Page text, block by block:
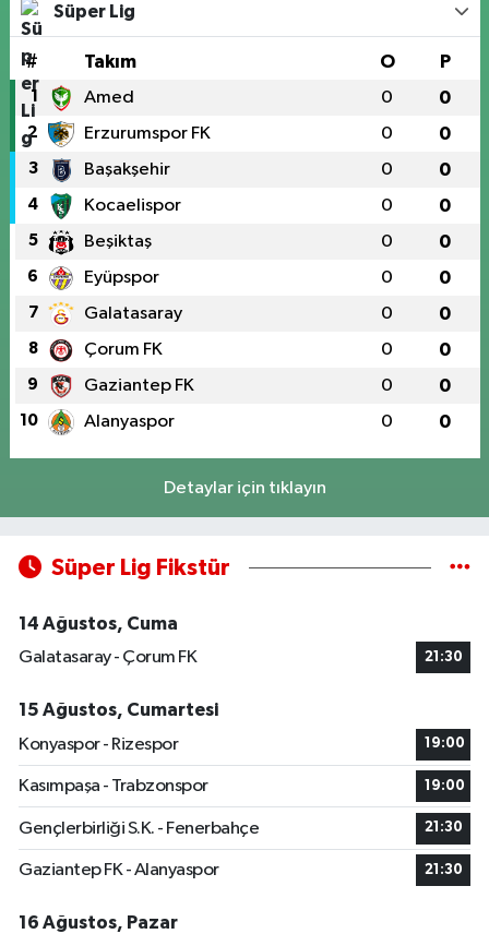
Süper Lig
# Takım O P
1 Amed 0 0
2 Erzurumspor FK 0 0
3 Başakşehir 0 0
4 Kocaelispor 0 0
5 Beşiktaş 0 0
6 Eyüpspor 0 0
7 Galatasaray 0 0
8 Çorum FK 0 0
9 Gaziantep FK 0 0
10 Alanyaspor 0 0
Detaylar için tıklayın
Süper Lig Fikstür
14 Ağustos, Cuma
Galatasaray - Çorum FK
21:30
15 Ağustos, Cumartesi
Konyaspor - Rizespor
19:00
Kasımpaşa - Trabzonspor 19:00
Gençlerbirliği S.K. - Fenerbahçe 21:30
Gaziantep FK - Alanyaspor 21:30
16 Ağustos, Pazar